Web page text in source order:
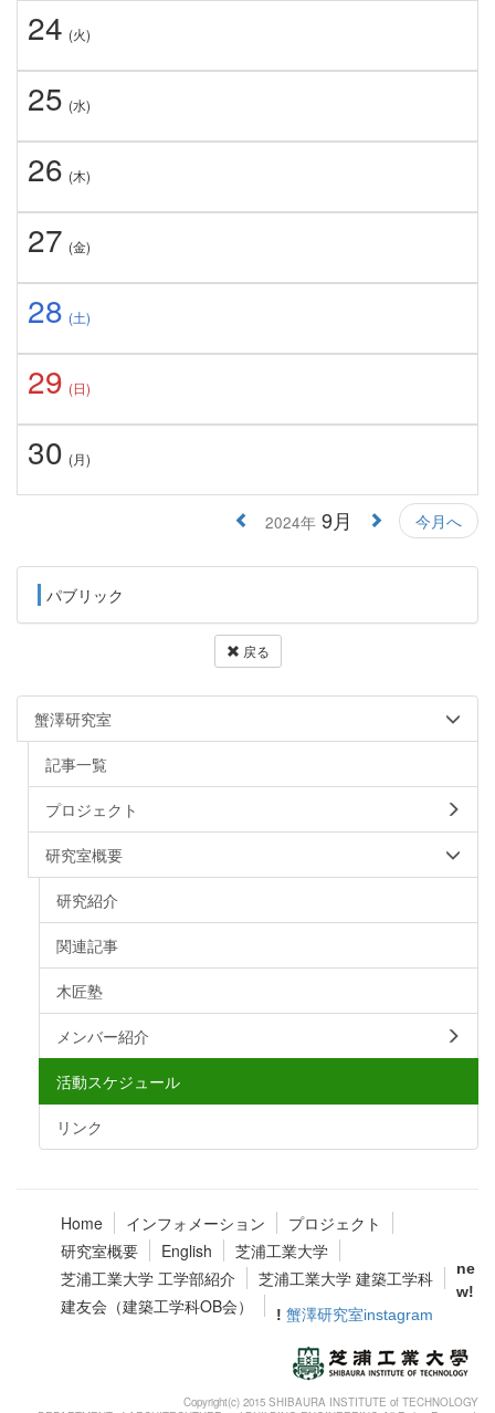
24 (火)
25 (水)
26 (木)
27 (金)
28 (土)
29 (日)
30 (月)
2024年 9月 今月へ
パブリック
戻る
蟹澤研究室
記事一覧
プロジェクト
研究室概要
研究紹介
関連記事
木匠塾
メンバー紹介
活動スケジュール
リンク
Home インフォメーション
プロジェクト
研究室概要
English
芝浦工業大学
芝浦工業大学 工学部紹介
芝浦工業大学 建築工学科
建友会（建築工学科OB会）
ne
w!
! 蟹澤研究室instagram
Copyright(c) 2015 SHIBAURA INSTITUTE of TECHNOLOGY